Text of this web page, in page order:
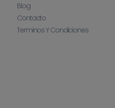
Blog
Contacto
Terminos Y Condiciones